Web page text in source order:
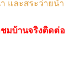
และสระว่ายน้ำ
ชมบ้านจริงติดต่อ